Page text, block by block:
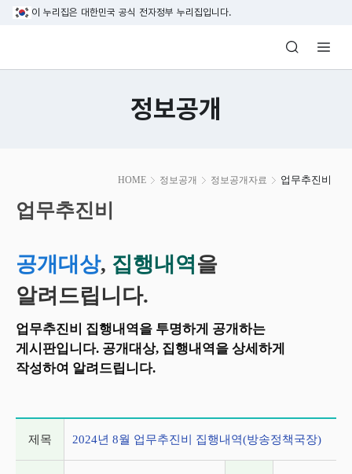
본문 바로가기
이 누리집은 대한민국 공식 전자정부 누리집입니다.
방송미디어통신위원회 Korea Media
정보공개
HOME 정보공개 정보공개자료 업무추진비
시
작
업무추진비
공개대상, 집행내역을
알려드립니다.
업무추진비 집행내역을 투명하게 공개하는
게시판입니다. 공개대상, 집행내역을 상세하게
작성하여 알려드립니다.
제목 2024년 8월 업무추진비 집행내역(방송정책국장)